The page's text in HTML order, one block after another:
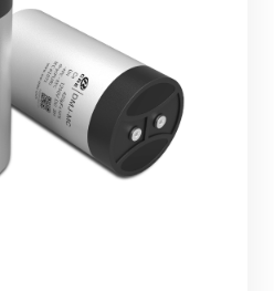
不仅为宸瑞科技提供了一个
重要平台，更为公司未来的发
宸瑞科技将以此次展会为契
绿色能源事业贡献更多力量。